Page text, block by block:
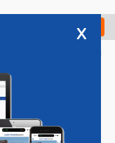
Check in
x